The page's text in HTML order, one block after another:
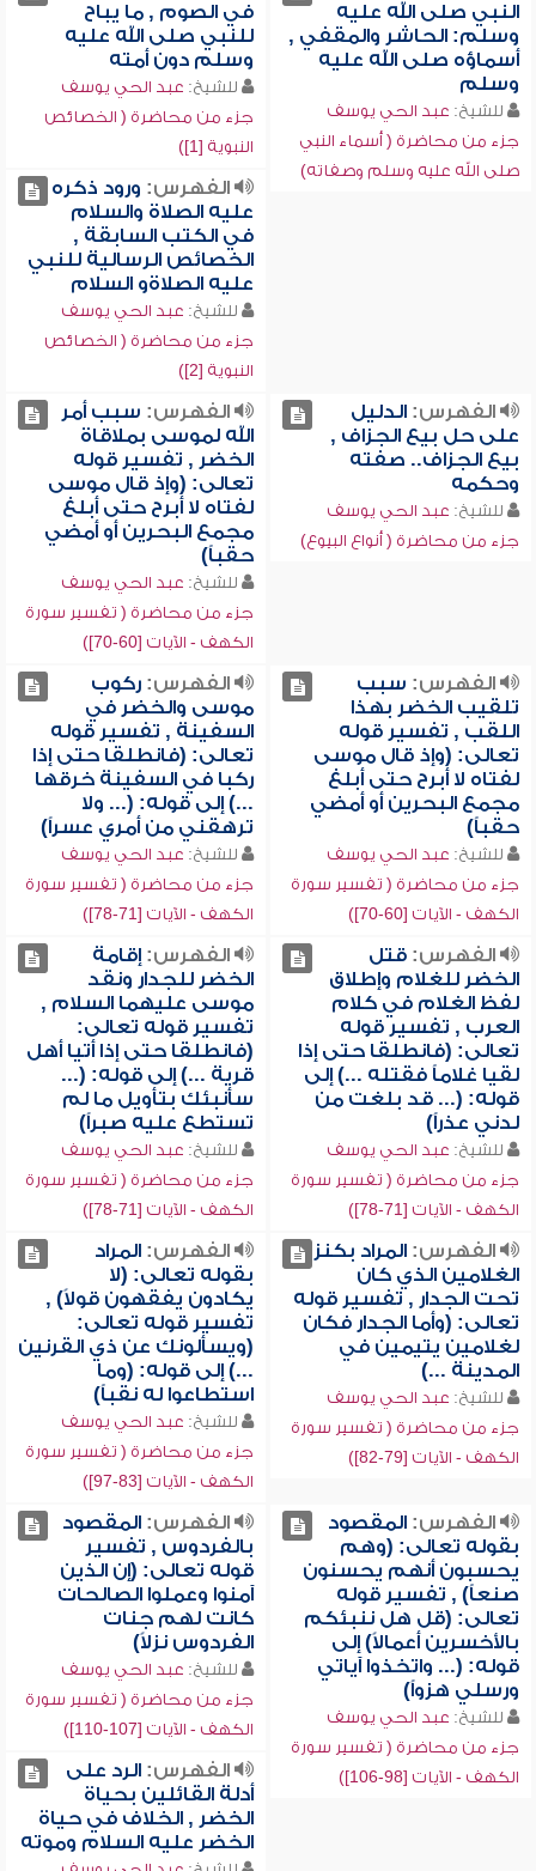
النبي صلى الله عليه
وسلم: الحاشر والمقفي ,
أسماؤه صلى الله عليه
وسلم
للشيخ: عبد الحي يوسف
جزء من محاضرة ( أسماء النبي
صلى الله عليه وسلم وصفاته)
في الصوم , ما يباح
للنبي صلى الله عليه
وسلم دون أمته
للشيخ: عبد الحي يوسف
جزء من محاضرة ( الخصائص
النبوية [1])
الفهرس: ورود ذكره
عليه الصلاة والسلام
في الكتب السابقة ,
الخصائص الرسالية للنبي
عليه الصلاةو السلام
للشيخ: عبد الحي يوسف
جزء من محاضرة ( الخصائص
النبوية [2])
الفهرس:الدليل
على حل بيع الجزاف ,
بيع الجزاف.. صفته
وحكمه
للشيخ: عبد الحي يوسف
جزء من محاضرة ( أنواع البيوع)
الفهرس: سبب أمر
الله لموسى بملاقاة
الخضر , تفسير قوله
تعالى: (وإذ قال موسى
لفتاه لا أبرح حتى أبلغ
مجمع البحرين أو أمضي
حقباً)
للشيخ: عبد الحي يوسف
جزء من محاضرة ( تفسير سورة
الكهف - الآيات [60-70])
الفهرس: سبب
تلقيب الخضر بهذا
اللقب , تفسير قوله
تعالى: (وإذ قال موسى
لفتاه لا أبرح حتى أبلغ
مجمع البحرين أو أمضي
حقباً)
للشيخ: عبد الحي يوسف
جزء من محاضرة ( تفسير سورة
الكهف - الآيات [60-70])
الفهرس:ركوب
موسى والخضر في
السفينة , تفسير قوله
تعالى: (فانطلقا حتى إذا
ركبا في السفينة خرقها
...) إلى قوله: (... ولا
ترهقني من أمري عسراً)
للشيخ: عبد الحي يوسف
جزء من محاضرة ( تفسير سورة
الكهف - الآيات [71-78])
الفهرس:قتل
الخضر للغلام وإطلاق
لفظ الغلام في كلام
العرب , تفسير قوله
تعالى: (فانطلقا حتى إذا
لقيا غلاماً فقتله ...) إلى
قوله: (... قد بلغت من
لدني عذراً)
للشيخ: عبد الحي يوسف
جزء من محاضرة ( تفسير سورة
الكهف - الآيات [71-78])
الفهرس:إقامة
الخضر للجدار ونقد
موسى عليهما السلام ,
تفسير قوله تعالى:
(فانطلقا حتى إذا أتيا أهل
قرية ...) إلى قوله: (...
سأنبئك بتأويل ما لم
تستطع عليه صبراً)
للشيخ: عبد الحي يوسف
جزء من محاضرة ( تفسير سورة
الكهف - الآيات [71-78])
الفهرس:المراد بكنز
الغلامين الذي كان
تحت الجدار , تفسير قوله
تعالى: (وأما الجدار فكان
لغلامين يتيمين في
المدينة ...)
للشيخ: عبد الحي يوسف
جزء من محاضرة ( تفسير سورة
الكهف - الآيات [79-82])
الفهرس:المراد
بقوله تعالى: (لا
يكادون يفقهون قولاً) ,
تفسير قوله تعالى:
(ويسألونك عن ذي القرنين
...) إلى قوله: (وما
استطاعوا له نقباً)
للشيخ: عبد الحي يوسف
جزء من محاضرة ( تفسير سورة
الكهف - الآيات [83-97])
الفهرس:المقصود
بقوله تعالى: (وهم
يحسبون أنهم يحسنون
صنعاً) , تفسير قوله
تعالى: (قل هل ننبئكم
بالأخسرين أعمالاً) إلى
قوله: (... واتخذوا آياتي
ورسلي هزواً)
للشيخ: عبد الحي يوسف
جزء من محاضرة ( تفسير سورة
الكهف - الآيات [98-106])
الفهرس:المقصود
بالفردوس , تفسير
قوله تعالى: (إن الذين
آمنوا وعملوا الصالحات
كانت لهم جنات
الفردوس نزلاً)
للشيخ: عبد الحي يوسف
جزء من محاضرة ( تفسير سورة
الكهف - الآيات [107-110])
الفهرس:الرد على
أدلة القائلين بحياة
الخضر , الخلاف في حياة
الخضر عليه السلام وموته